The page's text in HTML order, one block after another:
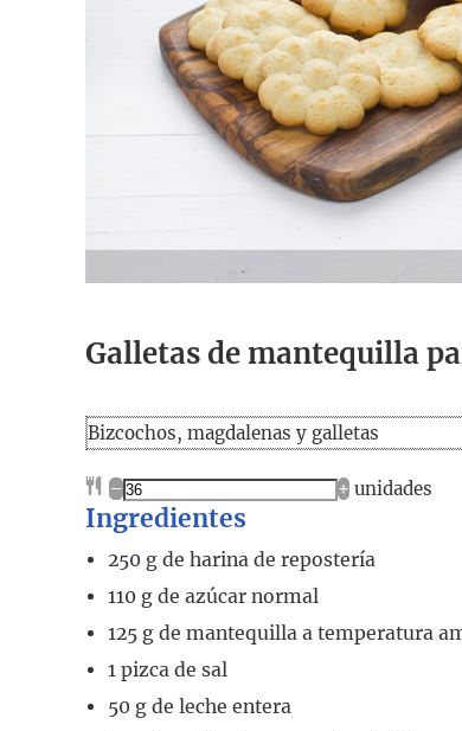
Galletas de mantequilla
Bizcochos, magdalenas y galletas
– + unidades
Ingredientes
250 g de harina de repostería
110 g de azúcar normal
125 g de mantequilla a temperatura
1 pizca de sal
50 g de leche entera